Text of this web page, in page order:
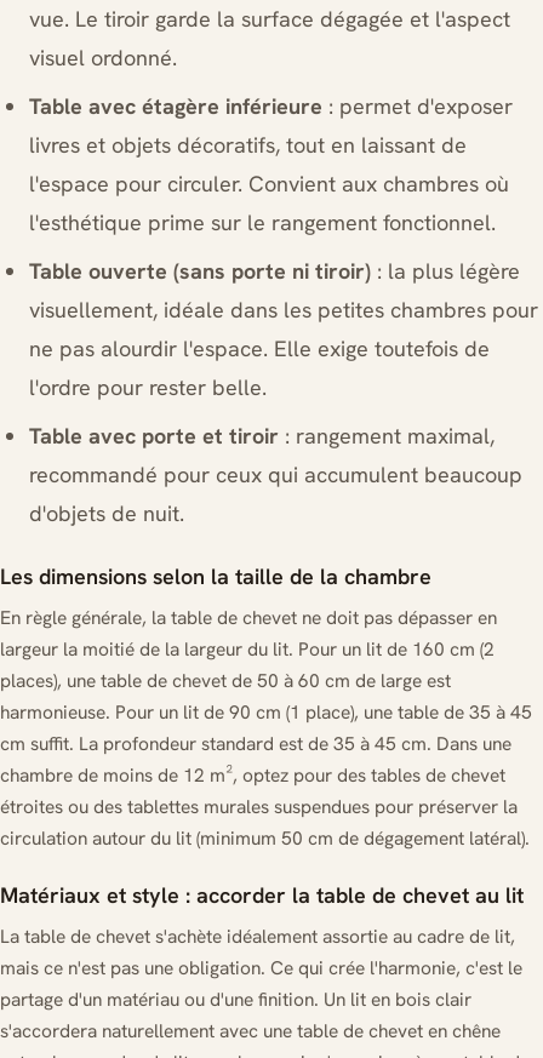
vue. Le tiroir garde la surface dégagée et l'aspect
visuel ordonné.
Table avec étagère inférieure : permet d'exposer
livres et objets décoratifs, tout en laissant de
l'espace pour circuler. Convient aux chambres où
l'esthétique prime sur le rangement fonctionnel.
Table ouverte (sans porte ni tiroir) : la plus légère
visuellement, idéale dans les petites chambres pour
ne pas alourdir l'espace. Elle exige toutefois de
l'ordre pour rester belle.
Table avec porte et tiroir : rangement maximal,
recommandé pour ceux qui accumulent beaucoup
d'objets de nuit.
Les dimensions selon la taille de la chambre
En règle générale, la table de chevet ne doit pas dépasser en
largeur la moitié de la largeur du lit. Pour un lit de 160 cm (2
places), une table de chevet de 50 à 60 cm de large est
harmonieuse. Pour un lit de 90 cm (1 place), une table de 35 à 45
cm suffit. La profondeur standard est de 35 à 45 cm. Dans une
chambre de moins de 12 m², optez pour des tables de chevet
étroites ou des tablettes murales suspendues pour préserver la
circulation autour du lit (minimum 50 cm de dégagement latéral).
Matériaux et style : accorder la table de chevet au lit
La table de chevet s'achète idéalement assortie au cadre de lit,
mais ce n'est pas une obligation. Ce qui crée l'harmonie, c'est le
partage d'un matériau ou d'une finition. Un lit en bois clair
s'accordera naturellement avec une table de chevet en chêne